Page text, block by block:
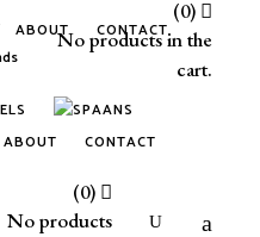
ABOUT CONTACT
(0)
No products
ABOUT CONTACT
(0)
No products in the
cart.